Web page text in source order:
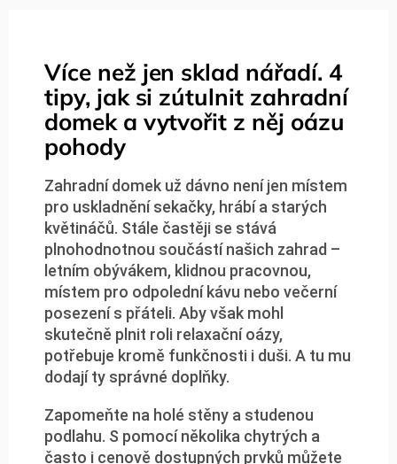
Více než jen sklad nářadí. 4
tipy, jak si zútulnit zahradní
domek a vytvořit z něj oázu
pohody
Zahradní domek už dávno není jen místem
pro uskladnění sekačky, hrábí a starých
květináčů. Stále častěji se stává
plnohodnotnou součástí našich zahrad –
letním obývákem, klidnou pracovnou,
místem pro odpolední kávu nebo večerní
posezení s přáteli. Aby však mohl
skutečně plnit roli relaxační oázy,
potřebuje kromě funkčnosti i duši. A tu mu
dodají ty správné doplňky.
Zapomeňte na holé stěny a studenou
podlahu. S pomocí několika chytrých a
často i cenově dostupných prvků můžete